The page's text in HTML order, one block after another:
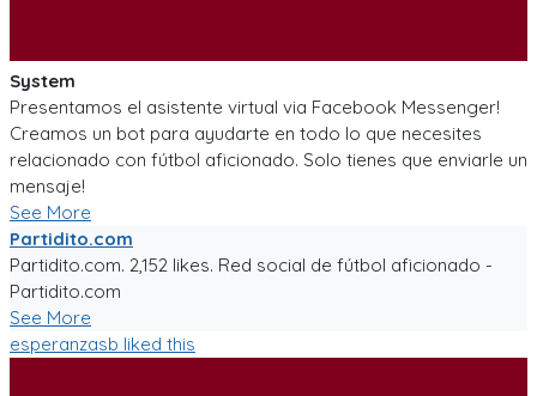
System
Presentamos el asistente virtual via Facebook Messenger!
Creamos un bot para ayudarte en todo lo que necesites
relacionado con fútbol aficionado. Solo tienes que enviarle un
mensaje!
See More
Partidito.com
Partidito.com. 2,152 likes. Red social de fútbol aficionado -
Partidito.com
See More
esperanzasb liked this